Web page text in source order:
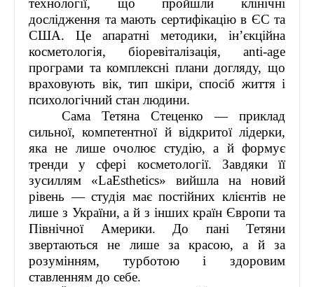
технології, що пройшли клінічні
дослідження та мають сертифікацію в ЄС та
США. Це апаратні методики, ін’єкційна
косметологія, біоревіталізація, anti-age
програми та комплексні плани догляду, що
враховують вік, тип шкіри, спосіб життя і
психологічний стан людини.
Сама Тетяна Стеценко — приклад
сильної, компетентної й відкритої лідерки,
яка не лише очолює студію, а й формує
тренди у сфері косметології. Завдяки її
зусиллям «LaEsthetics» вийшла на новий
рівень — студія має постійних клієнтів не
лише з України, а й з інших країн Європи та
Північної Америки. До пані Тетяни
звертаються не лише за красою, а й за
розумінням, турботою і здоровим
ставленням до себе.